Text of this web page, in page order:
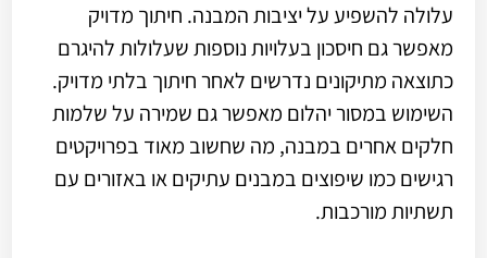
עלולה להשפיע על יציבות המבנה. חיתוך מדויק
מאפשר גם חיסכון בעלויות נוספות שעלולות להיגרם
כתוצאה מתיקונים נדרשים לאחר חיתוך בלתי מדויק.
השימוש במסור יהלום מאפשר גם שמירה על שלמות
חלקים אחרים במבנה, מה שחשוב מאוד בפרויקטים
רגישים כמו שיפוצים במבנים עתיקים או באזורים עם
תשתיות מורכבות.